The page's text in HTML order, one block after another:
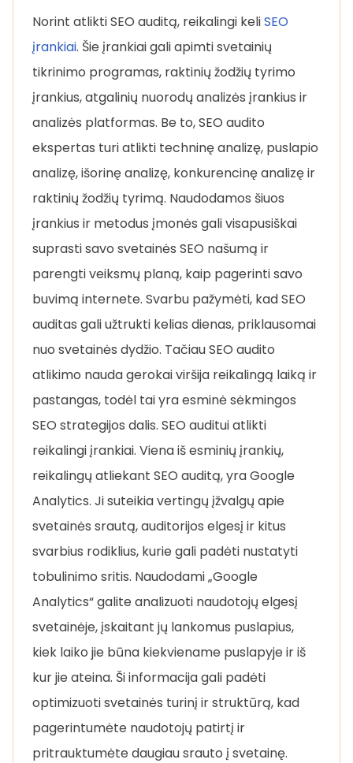
Norint atlikti SEO auditą, reikalingi keliSEO
įrankiai. Šie įrankiai gali apimti svetainių
tikrinimo programas, raktinių žodžių tyrimo
įrankius, atgalinių nuorodų analizės įrankius ir
analizės platformas. Be to, SEO audito
ekspertas turi atlikti techninę analizę, puslapio
analizę, išorinę analizę, konkurencinę analizę ir
raktinių žodžių tyrimą. Naudodamos šiuos
įrankius ir metodus įmonės gali visapusiškai
suprasti savo svetainės SEO našumą ir
parengti veiksmų planą, kaip pagerinti savo
buvimą internete. Svarbu pažymėti, kad SEO
auditas gali užtrukti kelias dienas, priklausomai
nuo svetainės dydžio. Tačiau SEO audito
atlikimo nauda gerokai viršija reikalingą laiką ir
pastangas, todėl tai yra esminė sėkmingos
SEO strategijos dalis. SEO auditui atlikti
reikalingi įrankiai. Viena iš esminių įrankių,
reikalingų atliekant SEO auditą, yra Google
Analytics. Ji suteikia vertingų įžvalgų apie
svetainės srautą, auditorijos elgesį ir kitus
svarbius rodiklius, kurie gali padėti nustatyti
tobulinimo sritis. Naudodami „Google
Analytics“ galite analizuoti naudotojų elgesį
svetainėje, įskaitant jų lankomus puslapius,
kiek laiko jie būna kiekviename puslapyje ir iš
kur jie ateina. Ši informacija gali padėti
optimizuoti svetainės turinį ir struktūrą, kad
pagerintumėte naudotojų patirtį ir
pritrauktumėte daugiau srauto į svetainę.